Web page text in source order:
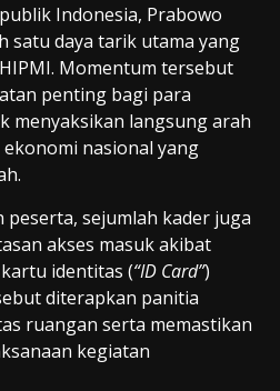
Indonesia, Prabowo
satu daya tarik utama yang
Momentum tersebut
penting bagi para
menyaksikan langsung arah
nasional yang
sejumlah kader juga
akses masuk akibat
identitas (“ID Card”)
diterapkan panitia
ruangan serta memastikan
kegiatan